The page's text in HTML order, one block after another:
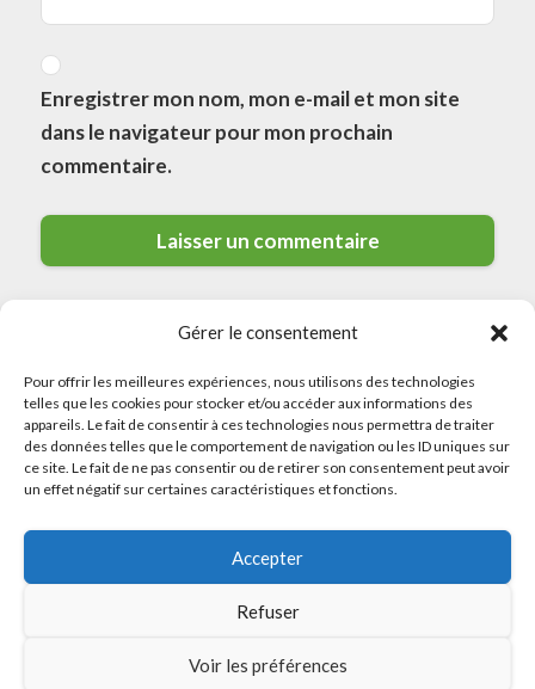
Gérer le consentement
Pour offrir les meilleures expériences, nous utilisons des technologies
telles que les cookies pour stocker et/ou accéder aux informations des
appareils. Le fait de consentir à ces technologies nous permettra de traiter
des données telles que le comportement de navigation ou les ID uniques sur
ce site. Le fait de ne pas consentir ou de retirer son consentement peut avoir
un effet négatif sur certaines caractéristiques et fonctions.
Accepter
Refuser
Voir les préférences
Enregistrer mon nom, mon e-mail et mon site
dans le navigateur pour mon prochain
commentaire.
© 2026 Meilleurs Plombiers · All rights reserved
Mentions Légales
Politique de Cookies